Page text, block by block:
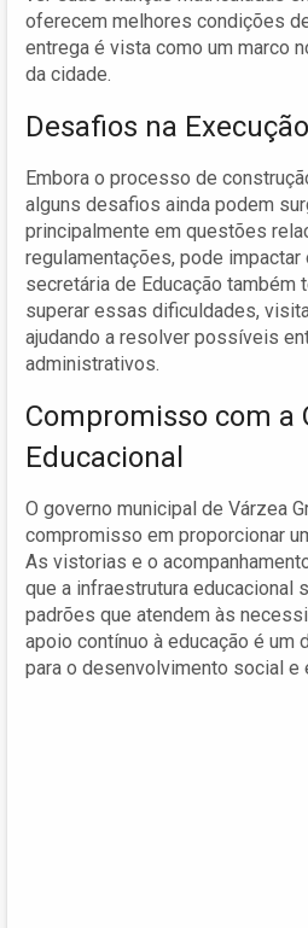
oferecem melhores condições
entrega é vista como um marco
da cidade.
Desafios na
Embora o processo de
alguns desafios ainda podem
principalmente em questões
regulamentações, pode
secretária de Educação também
superar essas dificuldades,
ajudando a resolver possíveis
administrativos.
Compromisso com a
Educacional
O governo municipal de Várzea
compromisso em proporcionar
As vistorias e o
que a infraestrutura educacional
padrões que atendem às
apoio contínuo à educação é um
para o desenvolvimento social e